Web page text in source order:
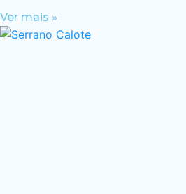
Ver mais »